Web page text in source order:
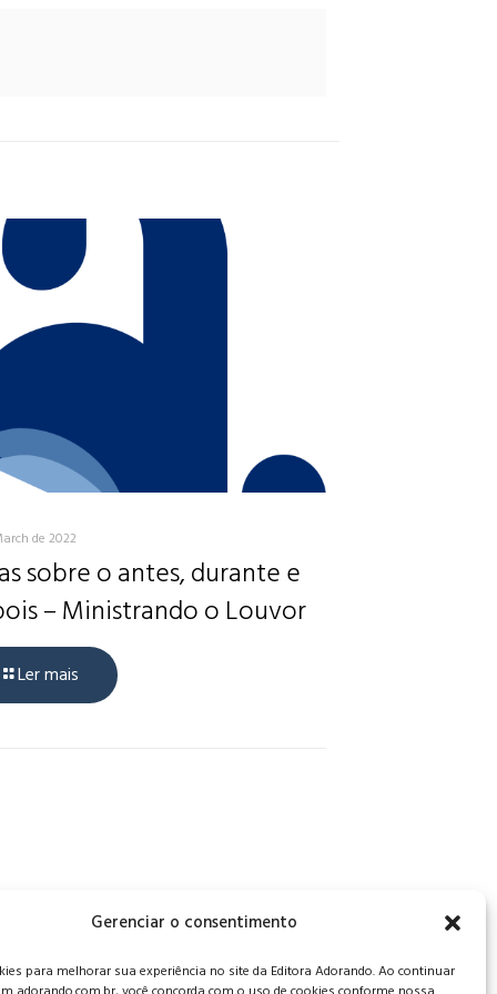
Gerenciar o consentimento
para melhorar sua experiência no site da Editora Adorando. Ao continuar
de 2022
sobre o antes, durante e
– Ministrando o Louvor
Ler mais